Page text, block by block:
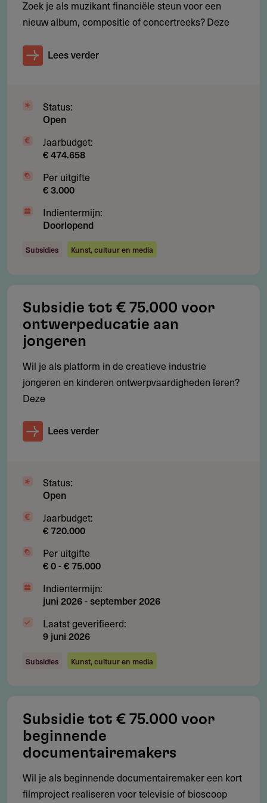
Overijssel. Je woont in de provincie of hebt er je
Welke voorwaarden gelden?
Inschrijving bij de Kamer van Koophandel (KvK)
Maximaal twee jaar actief in de kunstdiscipline
waarvoor je aanvraagt
Het eigen product is binnen 12 maanden na verlening
Maximaal één aanvraag per maker
ontvangen
Minimaal 20% eigen bijdrage: eigen geld of eigen uren,
plus inzet van vrijwilligers, stagiairs en meewerkende
studenten tegen € 15 per uur
Bij staatssteun valt de subsidie onder de Algemene
Groepsvrijstellingsverordening (AGVV)
Het presenteren van een bestaand artistiek product aan
publiek
Normale exploitatiekosten zoals vaste kosten van
gebouwen en inventaris, administratiekosten of
abonnementen
Meer dan 50% van de begrote kosten aan apparatuur,
workshops, opleiding en coaching
Producten waarvoor al eerder provinciale subsidie is
ontvangen
Hoeveel subsidie kun je aanvragen?
Je ontvangt maximaal € 5.000 per aanvraag, tot 80% van
de kosten die voor subsidie in aanmerking komen. Het
subsidieplafond bedraagt € 75.000 voor 2026 en 2027
samen.
Zoek je als muzikant financiële steun voor een
nieuw album, compositie of concertreeks? Deze
Lees verder
Status:
Open
Jaarbudget:
€ 474.658
Per uitgifte
€ 3.000
Indientermijn:
Doorlopend
Subsidies Kunst, cultuur en media
Subsidie tot € 75.000 voor
ontwerpeducatie aan
jongeren
Wil je als platform in de creatieve industrie
jongeren en kinderen ontwerpvaardigheden leren?
Deze
Lees verder
Status:
Open
Jaarbudget:
€ 720.000
Per uitgifte
€ 0 - € 75.000
Indientermijn:
juni 2026-september 2026
Laatst geverifieerd:
9 juni 2026
Subsidies Kunst, cultuur en media
Subsidie tot € 75.000 voor
beginnende
documentairemakers
Wil je als beginnende documentairemaker een kort
filmproject realiseren voor televisie of bioscoop